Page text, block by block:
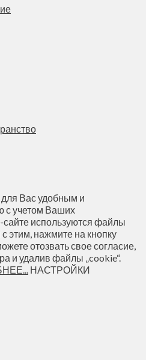
Вас удобным и
с учетом Ваших
сайте используются файлы
этим, нажмите на кнопку
отозвать свое согласие,
и удалив файлы „cookie“.
НАСТРОЙКИ